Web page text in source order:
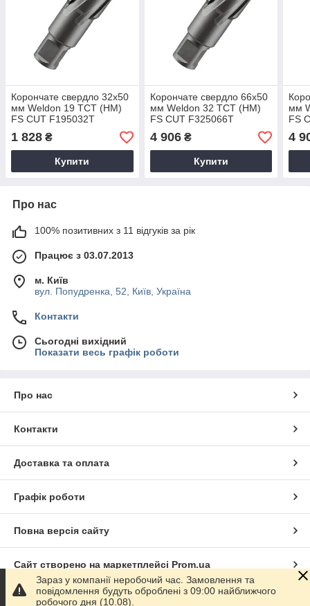
Корончате свердло 32x50
мм Weldon 19 TCT (НМ)
FS CUT F195032T
1 828 ₴
Купити
Корончате свердло 66x50
мм Weldon 32 TCT (НМ)
FS CUT F325066T
4 906₴
Купити
мм
FS
4
Про нас
100% позитивних з 11 відгуків за рік
Працює з 03.07.2013
м. Київ
вул. Попудренка, 52, Київ, Україна
Контакти
Сьогодні вихідний
Показати весь графік роботи
Про нас
Контакти
Доставка та оплата
Графік роботи
Повна версія сайту
Сайт створено на маркетплейсі Prom.ua
Політика конфіденційності
Зараз у компанії неробочий час. Замовлення та
повідомлення будуть оброблені з 09:00 найближчого
робочого дня (10.08).